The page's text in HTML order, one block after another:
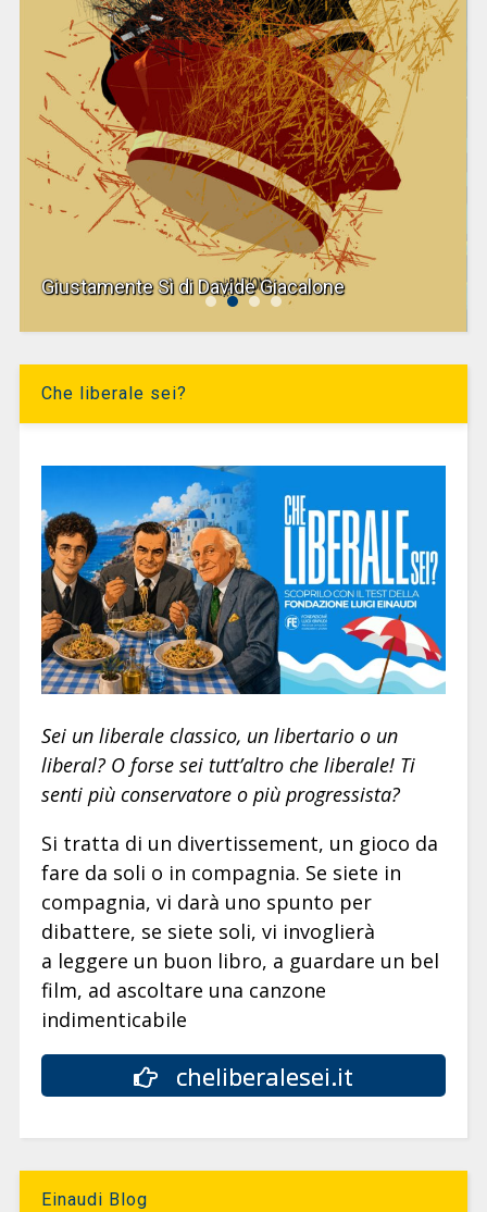
Giustamente Sì di Davide Giacalone
Che liberale sei?
Sei un liberale classico, un libertario o un
liberal? O forse sei tutt’altro che liberale! Ti
senti più conservatore o più progressista?
Si tratta di un divertissement, un gioco da
fare da soli o in compagnia. Se siete in
compagnia, vi darà uno spunto per
dibattere, se siete soli, vi invoglierà
a leggere un buon libro, a guardare un bel
film, ad ascoltare una canzone
indimenticabile
cheliberalesei.it
Einaudi Blog